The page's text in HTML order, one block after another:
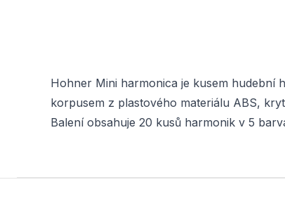
Hohner Mini harmonica je kusem hudební
korpusem z plastového materiálu ABS,
Balení obsahuje 20 kusů harmonik v 5